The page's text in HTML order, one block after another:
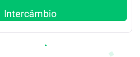
Intercâmbio